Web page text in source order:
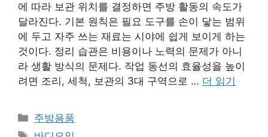
에 따라 보관 위치를 결정하면 주방 활동의 속도가
달라진다. 기본 원칙은 필요 도구를 손이 닿는 범위
에 두고 자주 쓰는 재료는 시야에 쉽게 보이게 하는
것이다. 정리 습관은 비용이나 노력의 문제가 아니
라 생활 방식의 문제다. 작업 동선의 효율성을 높이
려면 조리, 세척, 보관의 3대 구역으로 … 더 읽기
카
테
주방용품
태